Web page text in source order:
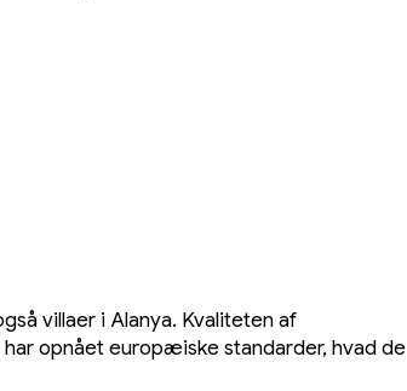
villaer i Alanya. Kvaliteten af
opnået europæiske standarder, hvad de